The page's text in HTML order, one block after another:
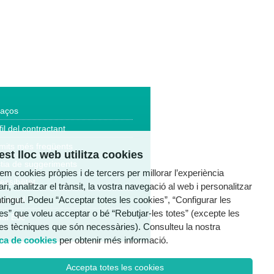
del contractant
més freqüents
de suggeriments
legal
Ètic
lloc web utilitza cookies
cookies pròpies i de tercers per millorar l’experiència
analitzar el trànsit, la vostra navegació al web i personalitzar
Podeu “Acceptar totes les cookies”, “Configurar les
que voleu acceptar o bé “Rebutjar-les totes” (excepte les
tècniques que són necessàries). Consulteu la nostra
de cookiesper obtenir més informació.
Accepta totes les cookies